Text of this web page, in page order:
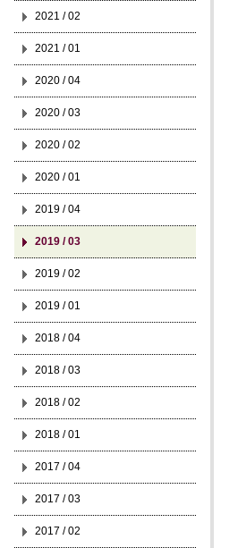
2021 / 02
2021 / 01
2020 / 04
2020 / 03
2020 / 02
2020 / 01
2019 / 04
2019 / 03
2019 / 02
2019 / 01
2018 / 04
2018 / 03
2018 / 02
2018 / 01
2017 / 04
2017 / 03
2017 / 02